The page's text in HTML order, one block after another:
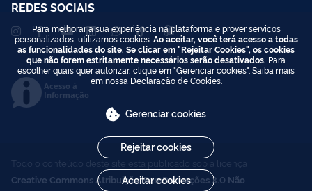
REDES SOCIAIS
Acesso à
Informação
Todo o conteúdo deste site está publicado sob a licença
Creative Commons Atribuição-SemDerivações 3.0 Não
Para melhorar a sua experiência na plataforma e prover serviços
personalizados, utilizamos cookies. Ao aceitar, você terá acesso a todas
as funcionalidades do site. Se clicar em "Rejeitar Cookies", os cookies
que não forem estritamente necessários serão desativados. Para
escolher quais quer autorizar, clique em "Gerenciar cookies". Saiba mais
em nossa Declaração de Cookies.
Gerenciar cookies
Rejeitar cookies
Aceitar cookies